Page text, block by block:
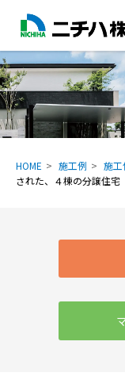
HOME 施工例 施工
された、４棟の分譲住宅